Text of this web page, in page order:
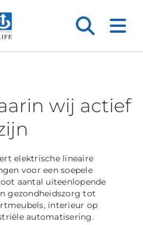
wij actief
elektrische lineaire
voor een soepele
aantal uiteenlopende
gezondheidszorg tot
interieur op
automatisering.